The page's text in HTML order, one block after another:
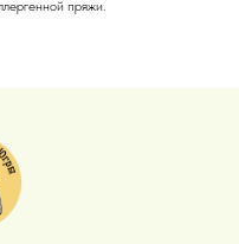
пряжи.